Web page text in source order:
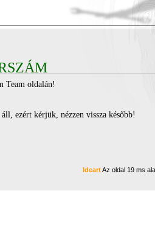
Team oldalán!
ezért kérjük, nézzen vissza később!
IdeartAz oldal 19 ms